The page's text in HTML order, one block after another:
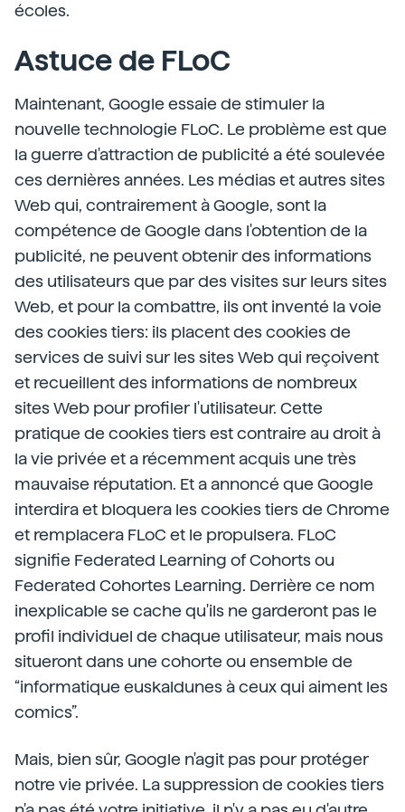
écoles.
Astuce de FLoC
Maintenant, Google essaie de stimuler la
nouvelle technologie FLoC. Le problème est que
la guerre d'attraction de publicité a été soulevée
ces dernières années. Les médias et autres sites
Web qui, contrairement à Google, sont la
compétence de Google dans l'obtention de la
publicité, ne peuvent obtenir des informations
des utilisateurs que par des visites sur leurs sites
Web, et pour la combattre, ils ont inventé la voie
des cookies tiers: ils placent des cookies de
services de suivi sur les sites Web qui reçoivent
et recueillent des informations de nombreux
sites Web pour profiler l'utilisateur. Cette
pratique de cookies tiers est contraire au droit à
la vie privée et a récemment acquis une très
mauvaise réputation. Et a annoncé que Google
interdira et bloquera les cookies tiers de Chrome
et remplacera FLoC et le propulsera. FLoC
signifie Federated Learning of Cohorts ou
Federated Cohortes Learning. Derrière ce nom
inexplicable se cache qu'ils ne garderont pas le
profil individuel de chaque utilisateur, mais nous
situeront dans une cohorte ou ensemble de
“informatique euskaldunes à ceux qui aiment les
comics”.
Mais, bien sûr, Google n'agit pas pour protéger
notre vie privée. La suppression de cookies tiers